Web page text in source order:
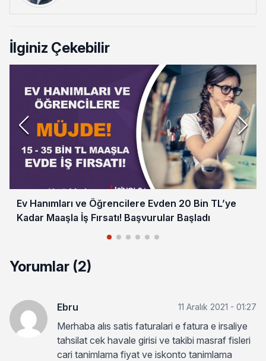
İlginiz Çekebilir
Ev Hanımları ve Öğrencilere Evden 20 Bin TL’ye
Kadar Maaşla İş Fırsatı! Başvurular Başladı
Yorumlar (2)
Ebru 11 Aralık 2021 - 01:27
Merhaba alıs satis faturalari e fatura e irsaliye
tahsilat cek havale girisi ve takibi masraf fisleri
cari tanimlama fiyat ve iskonto tanimlama